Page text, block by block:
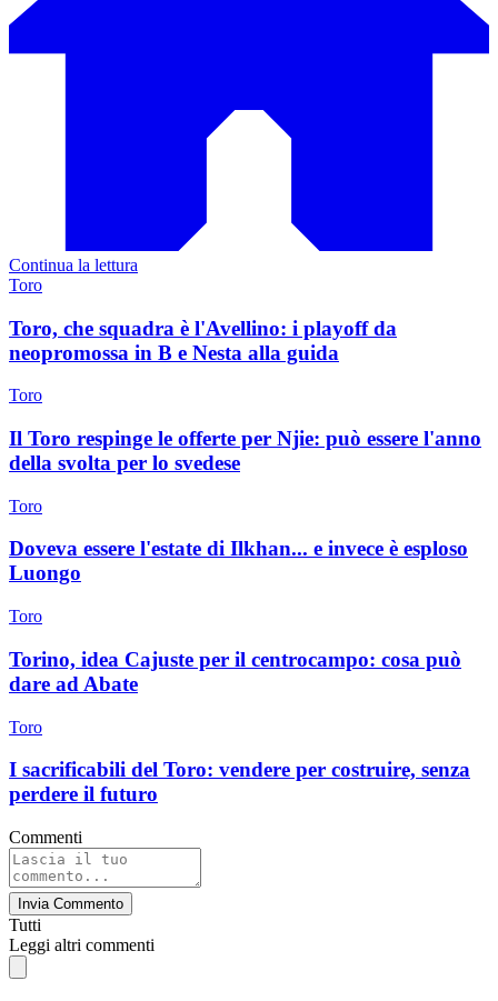
Continua la lettura
Toro
Toro, che squadra è l'Avellino: i playoff da
neopromossa in B e Nesta alla guida
Toro
Il Toro respinge le offerte per Njie: può essere l'anno
della svolta per lo svedese
Toro
Doveva essere l'estate di Ilkhan... e invece è esploso
Luongo
Toro
Torino, idea Cajuste per il centrocampo: cosa può
dare ad Abate
Toro
I sacrificabili del Toro: vendere per costruire, senza
perdere il futuro
Commenti
Invia Commento
Tutti
Leggi altri commenti